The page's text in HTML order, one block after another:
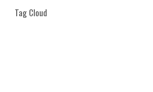
Tag Cloud